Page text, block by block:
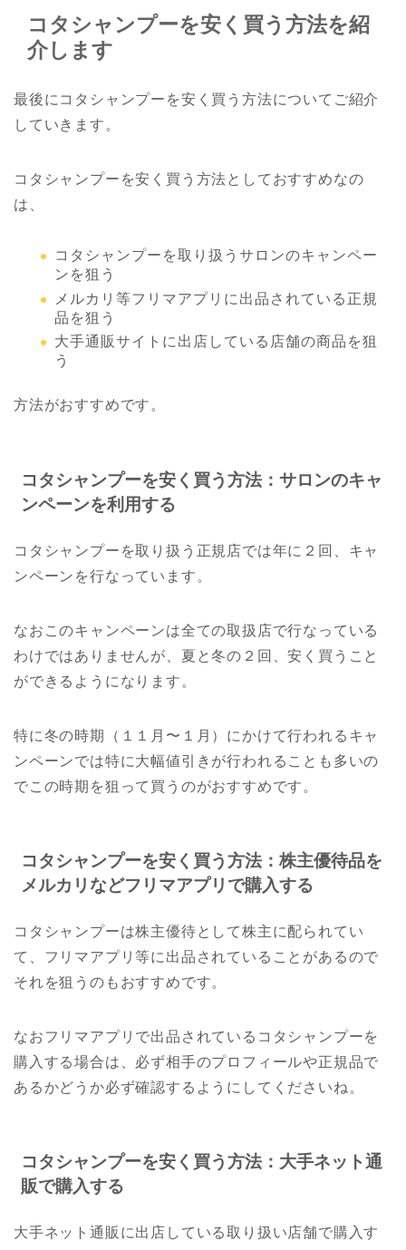
コタシャンプーを安く買う方法を紹
介します
最後にコタシャンプーを安く買う方法についてご紹介
していきます。
コタシャンプーを安く買う方法としておすすめなの
は、
コタシャンプーを取り扱うサロンのキャンペー
ンを狙う
メルカリ等フリマアプリに出品されている正規
品を狙う
大手通販サイトに出店している店舗の商品を狙
う
方法がおすすめです。
コタシャンプーを安く買う方法：サロンのキャ
ンペーンを利用する
コタシャンプーを取り扱う正規店では年に２回、キャ
ンペーンを行なっています。
なおこのキャンペーンは全ての取扱店で行なっている
わけではありませんが、夏と冬の２回、安く買うこと
ができるようになります。
特に冬の時期（１１月〜１月）にかけて行われるキャ
ンペーンでは特に大幅値引きが行われることも多いの
でこの時期を狙って買うのがおすすめです。
コタシャンプーを安く買う方法：株主優待品を
メルカリなどフリマアプリで購入する
コタシャンプーは株主優待として株主に配られてい
て、フリマアプリ等に出品されていることがあるので
それを狙うのもおすすめです。
なおフリマアプリで出品されているコタシャンプーを
購入する場合は、必ず相手のプロフィールや正規品で
あるかどうか必ず確認するようにしてくださいね。
コタシャンプーを安く買う方法：大手ネット通
販で購入する
大手ネット通販に出店している取り扱い店舗で購入す